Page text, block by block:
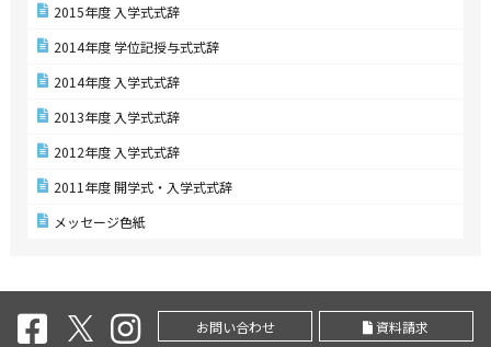
2015年度 入学式式辞
2014年度 学位記授与式式辞
2014年度 入学式式辞
2013年度 入学式式辞
2012年度 入学式式辞
2011年度 開学式・入学式式辞
メッセージ色紙
お問い合わせ 資料請求